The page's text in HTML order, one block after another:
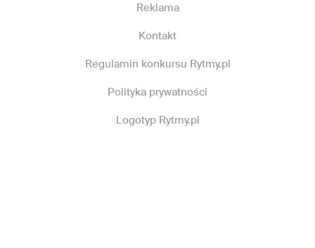
Reklama
Kontakt
Regulamin konkursu Rytmy.pl
Polityka prywatności
Logotyp Rytmy.pl